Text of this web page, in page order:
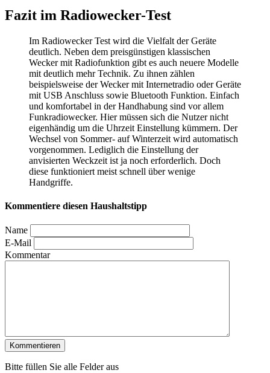
Fazit im Radiowecker-Test
Im Radiowecker Test wird die Vielfalt der Geräte
deutlich. Neben dem preisgünstigen klassischen
Wecker mit Radiofunktion gibt es auch neuere Modelle
mit deutlich mehr Technik. Zu ihnen zählen
beispielsweise der Wecker mit Internetradio oder Geräte
mit USB Anschluss sowie Bluetooth Funktion. Einfach
und komfortabel in der Handhabung sind vor allem
Funkradiowecker. Hier müssen sich die Nutzer nicht
eigenhändig um die Uhrzeit Einstellung kümmern. Der
Wechsel von Sommer- auf Winterzeit wird automatisch
vorgenommen. Lediglich die Einstellung der
anvisierten Weckzeit ist ja noch erforderlich. Doch
diese funktioniert meist schnell über wenige
Handgriffe.
Kommentiere diesen Haushaltstipp
Name
E-Mail
Kommentar
Bitte füllen Sie alle Felder aus